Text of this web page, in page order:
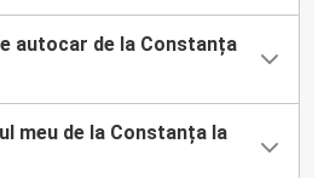
autocar de la Constanța
meu de la Constanța la